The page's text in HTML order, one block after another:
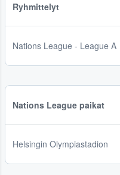
Ryhmittelyt
Nations League - League A
Nations League paikat
Helsingin Olympiastadion